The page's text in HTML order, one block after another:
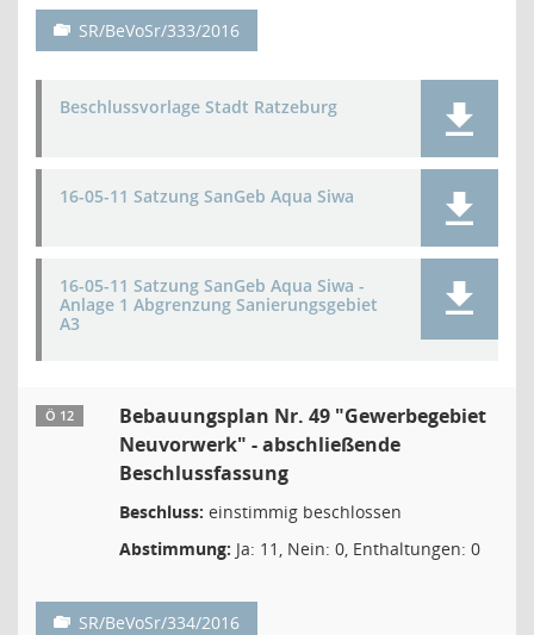
SR/BeVoSr/333/2016
Beschlussvorlage Stadt Ratzeburg
16-05-11 Satzung SanGeb Aqua Siwa
16-05-11 Satzung SanGeb Aqua Siwa -
Anlage 1 Abgrenzung Sanierungsgebiet
A3
Ö 12
Bebauungsplan Nr. 49 "Gewerbegebiet
Neuvorwerk" - abschließende
Beschlussfassung
Beschluss: einstimmig beschlossen
Abstimmung: Ja: 11, Nein: 0, Enthaltungen: 0
SR/BeVoSr/334/2016